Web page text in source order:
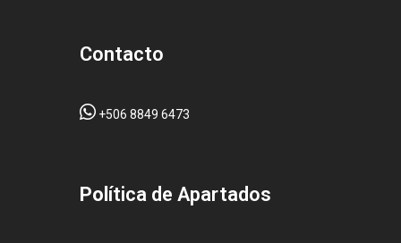
Contacto
+506 8849 6473
Pol ítica de Apartados